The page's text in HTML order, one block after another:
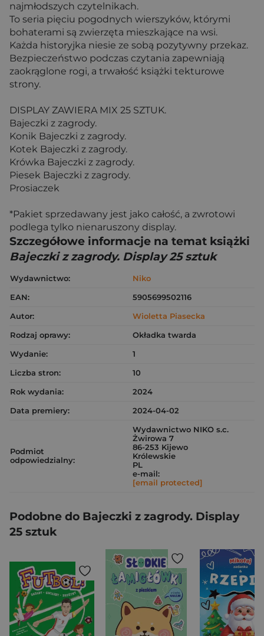
najmłodszych czytelnikach.
To seria pięciu pogodnych wierszyków, którymi
bohaterami są zwierzęta mieszkające na wsi.
Każda historyjka niesie ze sobą pozytywny przekaz.
Bezpieczeństwo podczas czytania zapewniają
zaokrąglone rogi, a trwałość książki tekturowe
strony.
DISPLAY ZAWIERA MIX 25 SZTUK.
Bajeczki z zagrody.
Konik Bajeczki z zagrody.
Kotek Bajeczki z zagrody.
Krówka Bajeczki z zagrody.
Piesek Bajeczki z zagrody.
Prosiaczek
*Pakiet sprzedawany jest jako całość, a zwrotowi
podlega tylko nienaruszony display.
Szczegółowe informacje na temat książki
Bajeczki z zagrody. Display 25 sztuk
Wydawnictwo:
Niko
EAN:
5905699502116
Autor:
Wioletta Piasecka
Rodzaj oprawy:
Okładka twarda
Wydanie:
1
Liczba stron:
10
Rok wydania:
2024
Data premiery:
2024-04-02
Podmiot
odpowiedzialny:
Wydawnictwo NIKO s.c.
Żwirowa 7
86-253 Kijewo
Królewskie
PL
e-mail:
[email protected]
Podobne do Bajeczki z zagrody. Display
25 sztuk